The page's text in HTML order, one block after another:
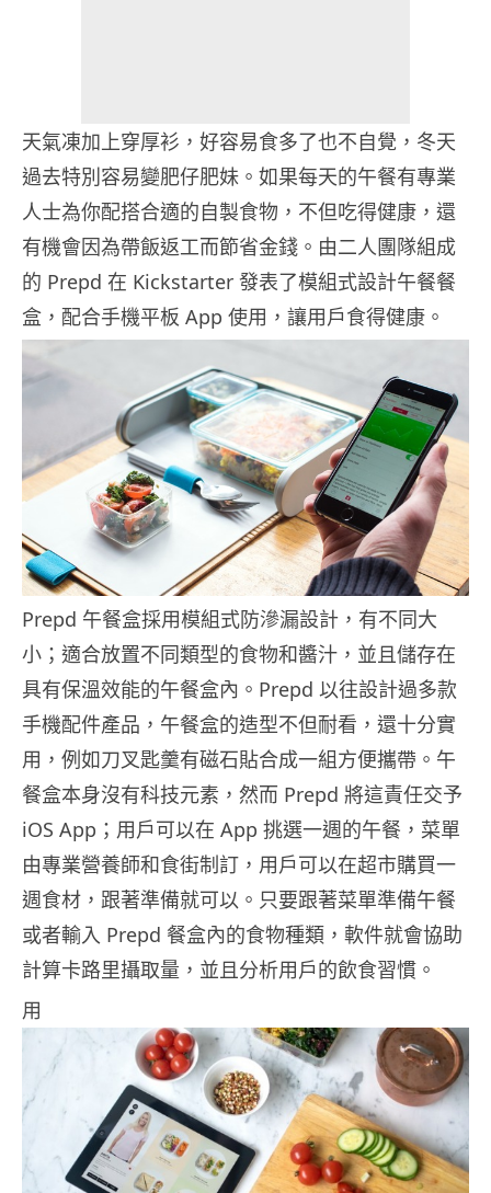
天氣凍加上穿厚衫，好容易食多了也不自覺，冬天
過去特別容易變肥仔肥妹。如果每天的午餐有專業
人士為你配搭合適的自製食物，不但吃得健康，還
有機會因為帶飯返工而節省金錢。由二人團隊組成
的 Prepd 在 Kickstarter 發表了模組式設計午餐餐
盒，配合手機平板 App 使用，讓用戶食得健康。
Prepd 午餐盒採用模組式防滲漏設計，有不同大
小；適合放置不同類型的食物和醬汁，並且儲存在
具有保溫效能的午餐盒內。Prepd 以往設計過多款
手機配件產品，午餐盒的造型不但耐看，還十分實
用，例如刀叉匙羹有磁石貼合成一組方便攜帶。午
餐盒本身沒有科技元素，然而 Prepd 將這責任交予
iOS App；用戶可以在 App 挑選一週的午餐，菜單
由專業營養師和食街制訂，用戶可以在超市購買一
週食材，跟著準備就可以。只要跟著菜單準備午餐
或者輸入 Prepd 餐盒內的食物種類，軟件就會協助
計算卡路里攝取量，並且分析用戶的飲食習慣。
用